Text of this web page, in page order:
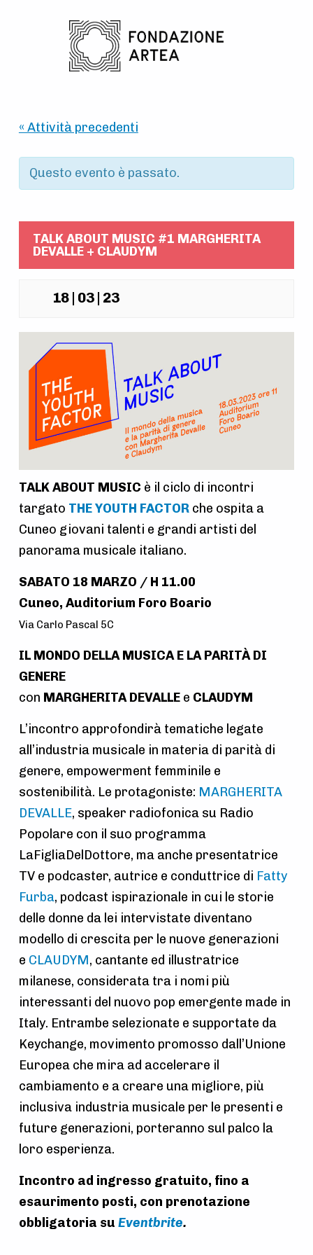
« Attività precedenti
Questo evento è passato.
TALK ABOUT MUSIC #1 MARGHERITA
DEVALLE + CLAUDYM
18 | 03 | 23
t
à
N
a
i
g
a
t
i
o
n
TALK ABOUT MUSIC è il ciclo di incontri
targato THE YOUTH FACTOR che ospita a
Cuneo giovani talenti e grandi artisti del
panorama musicale italiano.
SABATO 18 MARZO / H 11.00
Cuneo, Auditorium Foro Boario
Via Carlo Pascal 5C
IL MONDO DELLA MUSICA E LA PARITÀ DI
GENERE
con MARGHERITA DEVALLE e CLAUDYM
L’incontro approfondirà tematiche legate
all’industria musicale in materia di parità di
genere, empowerment femminile e
sostenibilità. Le protagoniste: MARGHERITA
DEVALLE, speaker radiofonica su Radio
Popolare con il suo programma
LaFigliaDelDottore, ma anche presentatrice
TV e podcaster, autrice e conduttrice di Fatty
Furba, podcast ispirazionale in cui le storie
delle donne da lei intervistate diventano
modello di crescita per le nuove generazioni
e CLAUDYM, cantante ed illustratrice
milanese, considerata tra i nomi più
interessanti del nuovo pop emergente made in
Italy. Entrambe selezionate e supportate da
Keychange, movimento promosso dall’Unione
Europea che mira ad accelerare il
cambiamento e a creare una migliore, più
inclusiva industria musicale per le presenti e
future generazioni, porteranno sul palco la
loro esperienza.
Incontro ad ingresso gratuito, fino a
esaurimento posti, con prenotazione
obbligatoria su Eventbrite.